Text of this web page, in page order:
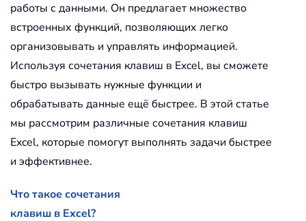
работы с данными. Он предлагает множество
встроенных функций, позволяющих легко
организовывать и управлять информацией.
Используя сочетания клавиш в Excel, вы сможете
быстро вызывать нужные функции и
обрабатывать данные ещё быстрее. В этой статье
мы рассмотрим различные сочетания клавиш
Excel, которые помогут выполнять задачи быстрее
и эффективнее.
Что такое сочетания
клавиш в Excel?